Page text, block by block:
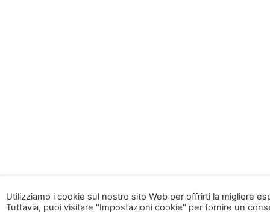
Utilizziamo i cookie sul nostro sito Web per offrirti la migliore
Tuttavia, puoi visitare "Impostazioni cookie" per fornire un